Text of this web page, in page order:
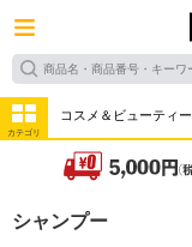
カテゴリ
コスメ＆ビューティー
シャンプー